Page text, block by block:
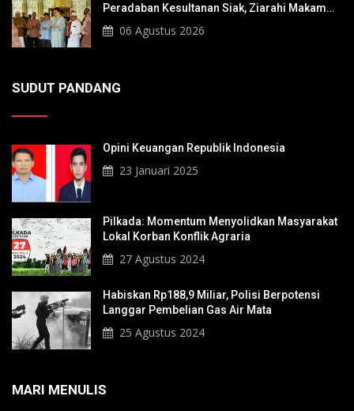
Peradaban Kesultanan Siak, Ziarahi Makam
Sultan Hingga Pendiri Pekanbaru
06 Agustus 2026
SUDUT PANDANG
Opini Keuangan Republik Indonesia
23 Januari 2025
Pilkada: Momentum Menyolidkan Masyarakat
Lokal Korban Konflik Agraria
27 Agustus 2024
Habiskan Rp188,9 Miliar, Polisi Berpotensi
Langgar Pembelian Gas Air Mata
25 Agustus 2024
MARI MENULIS